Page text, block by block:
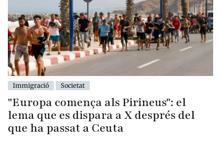
Immigració Societat
"Europa comença als Pirineus": el
lema que es dispara a X després del
que ha passat a Ceuta